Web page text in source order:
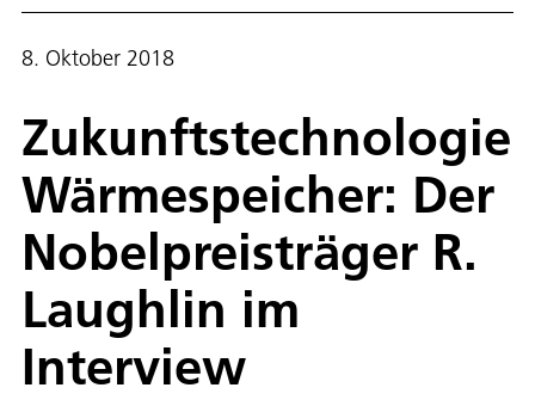
8. Oktober 2018
Zukunftstechnologie
Wärmespeicher: Der
Nobelpreisträger R.
Laughlin im
Interview